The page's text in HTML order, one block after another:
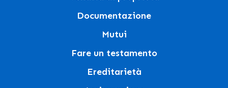
Documentazione
Mutui
Fare un testamento
Ereditarietà